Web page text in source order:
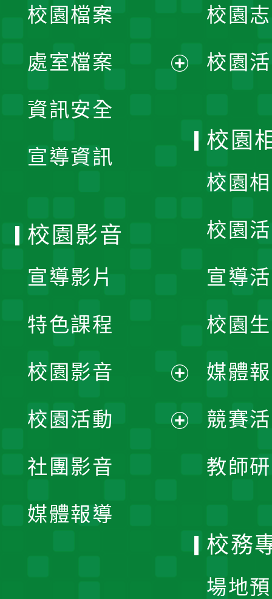
單
校園檔案
處室檔案
資訊安全
宣導資訊
校園
校園
校園
校園
校園
宣導
校園
媒體
競賽
教師
校園影音
宣導影片
特色課程
校園影音
開
校園活動
社團影音
媒體報導
校務
場地